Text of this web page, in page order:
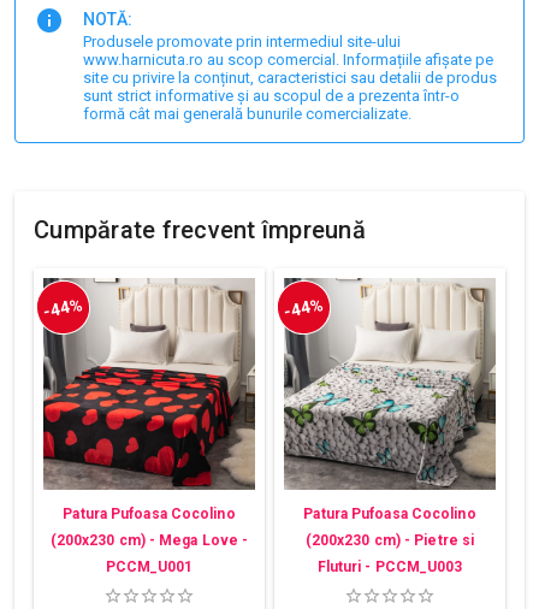
NOTĂ:
Produsele promovate prin intermediul site-ului
www.harnicuta.ro au scop comercial. Informațiile afișate pe
site cu privire la conținut, caracteristici sau detalii de produs
sunt strict informative și au scopul de a prezenta într-o
formă cât mai generală bunurile comercializate.
Cumpărate frecvent împreună
-44%
Patura Pufoasa Cocolino
(200x230 cm) - Mega Love -
PCCM_U001
-44%
Patura Pufoasa Cocolino
(200x230 cm) - Pietre si
Fluturi - PCCM_U003